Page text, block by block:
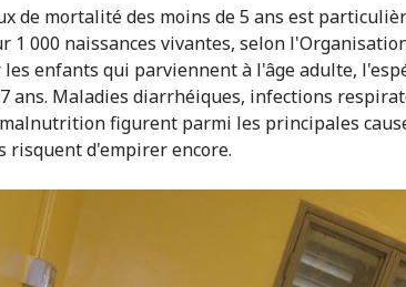
de mortalité des moins de 5 ans est
1 000 naissances vivantes, selon
les enfants qui parviennent à l'âge adulte,
ans. Maladies diarrhéiques, infections
figurent parmi les principales
risquent d'empirer encore.